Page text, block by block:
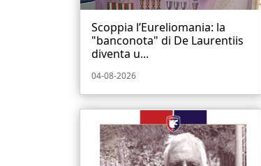
Scoppia l’Eureliomania: la
"banconota" di De Laurentiis
diventa u...
04-08-2026